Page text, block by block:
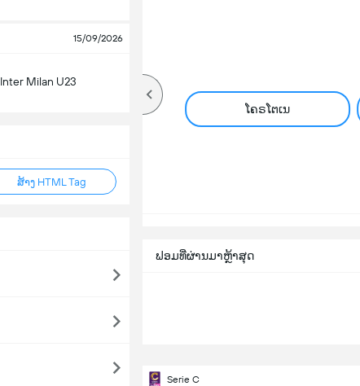
15/09/2026
Inter Milan U23
ສ້າງ HTML Tag
ໂຄຣໂຕເນ
ຟອມທີ່ຜ່ານມາຫຼ້າສຸດ
Serie C